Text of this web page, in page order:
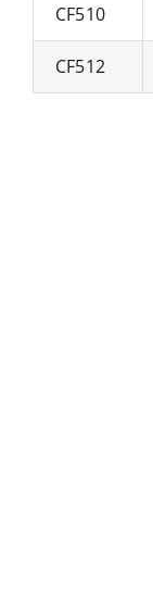
CF510
CF512